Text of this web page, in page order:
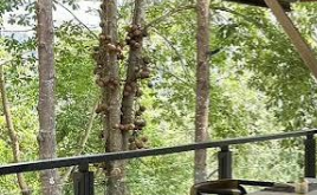
Khamin Restaurant
ร้านอาหารขมิ้นภูเก็ต
ช่วงราคา
฿500-1,000 ข้อความโดยตร
ประวัติโดยย่อ บทวิจารณ์ 0